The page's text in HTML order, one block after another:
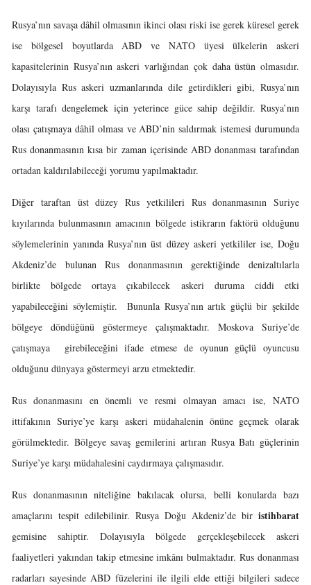
Rusya’nın savaşa dâhil olmasının ikinci olası riski ise gerek küresel gerek
ise bölgesel boyutlarda ABD ve NATO üyesi ülkelerin askeri
kapasitelerinin Rusya’nın askeri varlığından çok daha üstün olmasıdır.
Dolayısıyla Rus askeri uzmanlarında dile getirdikleri gibi, Rusya’nın
karşı tarafı dengelemek için yeterince güce sahip değildir. Rusya’nın
olası çatışmaya dâhil olması ve ABD’nin saldırmak istemesi durumunda
Rus donanmasının kısa bir zaman içerisinde ABD donanması tarafından
ortadan kaldırılabileceği yorumu yapılmaktadır.
Diğer taraftan üst düzey Rus yetkilileri Rus donanmasının Suriye
kıyılarında bulunmasının amacının bölgede istikrarın faktörü olduğunu
söylemelerinin yanında Rusya’nın üst düzey askeri yetkililer ise, Doğu
Akdeniz’de bulunan Rus donanmasının gerektiğinde denizaltılarla
birlikte bölgede ortaya çıkabilecek askeri duruma ciddi etki
yapabileceğini söylemiştir. Bununla Rusya’nın artık güçlü bir şekilde
bölgeye döndüğünü göstermeye çalışmaktadır. Moskova Suriye’de
çatışmaya girebileceğini ifade etmese de oyunun güçlü oyuncusu
olduğunu dünyaya göstermeyi arzu etmektedir.
Rus donanmasını en önemli ve resmi olmayan amacı ise, NATO
ittifakının Suriye’ye karşı askeri müdahalenin önüne geçmek olarak
görülmektedir. Bölgeye savaş gemilerini artıran Rusya Batı güçlerinin
Suriye’ye karşı müdahalesini caydırmaya çalışmasıdır.
Rus donanmasının niteliğine bakılacak olursa, belli konularda bazı
amaçlarını tespit edilebilinir. Rusya Doğu Akdeniz’de bir istihbarat
gemisine sahiptir. Dolayısıyla bölgede gerçekleşebilecek askeri
faaliyetleri yakından takip etmesine imkânı bulmaktadır. Rus donanması
radarları sayesinde ABD füzelerini ile ilgili elde ettiği bilgileri sadece